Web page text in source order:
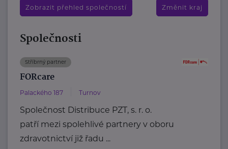
Zobrazit přehled společností Změnit kraj
Společnosti
Stříbrný partner
FORcare
Palackého 187 Turnov
Společnost Distribuce PZT, s. r. o.
patří mezi spolehlivé partnery v oboru
zdravotnictví již řadu ...